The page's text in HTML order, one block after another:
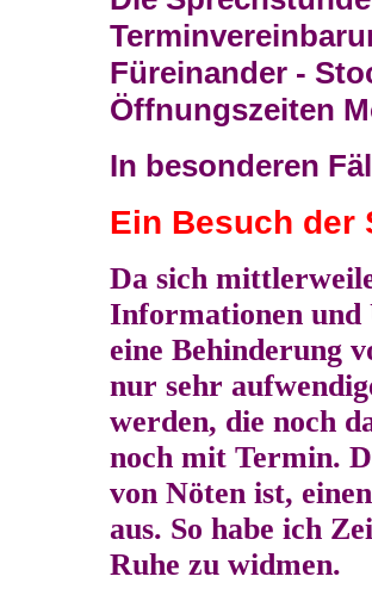
Füreinander -
Öffnungszeiten
In besonderen
Ein Besuch der
Da sich
Informationen und
eine Behinderung
nur sehr
werden, die noch
noch mit Termin.
von Nöten ist,
aus. So habe ich
Ruhe zu widmen.